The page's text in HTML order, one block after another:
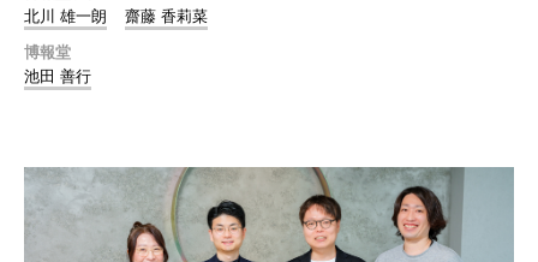
北川 雄一朗
齋藤 香莉菜
博報堂
池田 善行